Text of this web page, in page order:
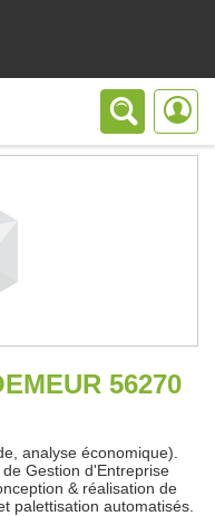
56270
analyse économique).
Gestion d'Entreprise
& réalisation de
palettisation automatisés.